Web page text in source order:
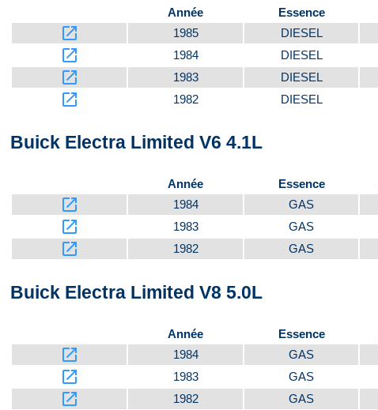
Année Essence
launch 1985 DIESEL
launch 1984 DIESEL
launch 1983 DIESEL
launch 1982 DIESEL
Buick Electra Limited V6 4.1L
Année Essence
launch 1984 GAS
launch 1983 GAS
launch 1982 GAS
Buick Electra Limited V8 5.0L
Année Essence
launch 1984 GAS
launch 1983 GAS
launch 1982 GAS